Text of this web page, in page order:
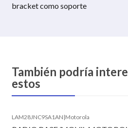
bracket como soporte
También podría
estos
LAM28JNC9SA1AN |Motorola